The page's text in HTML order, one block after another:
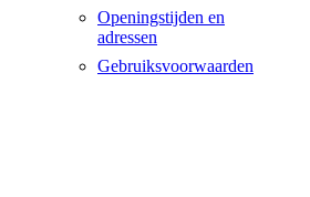
Openingstijden en
adressen
Gebruiksvoorwaarden